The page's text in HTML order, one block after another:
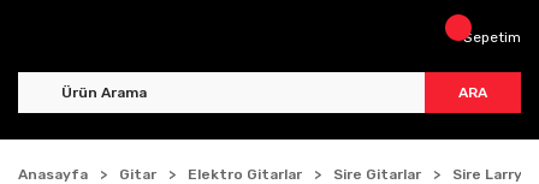
ARA
Sepetim
Anasayfa Gitar Elektro Gitarlar Sire Gitarlar Sire Larry